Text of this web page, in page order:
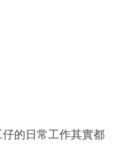
的日常工作其實都